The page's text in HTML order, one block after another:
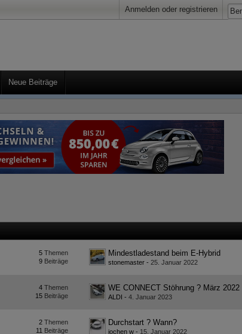
Anmelden oder registrieren
Neue Beiträge
Themen
5
Beiträge
9
Mindestladestand beim E-Hybrid
stonemaster -25. Januar 2022
Themen
4
Beiträge
15
WE CONNECT Stöhrung ? März 2022
ALDI -4. Januar 2023
Themen
2
Beiträge
11
Durchstart ? Wann?
jochen w - 15. Januar 2022